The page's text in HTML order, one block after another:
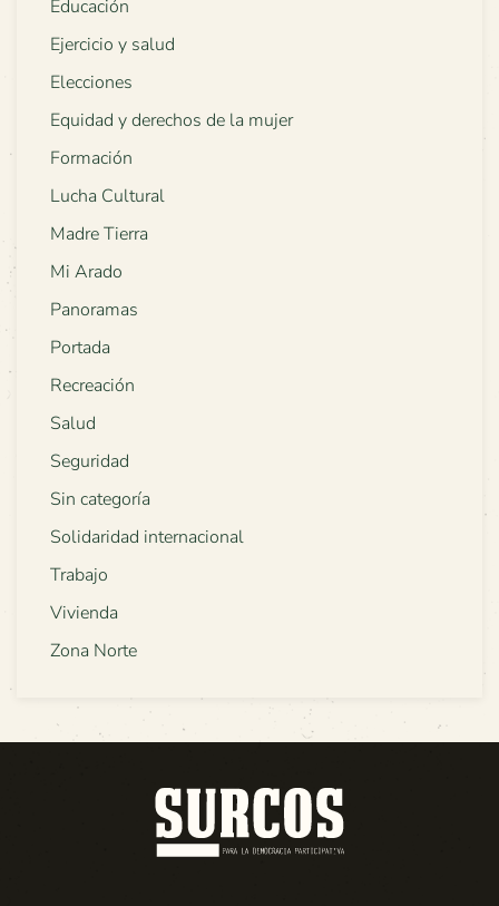
Educación
Ejercicio y salud
Elecciones
Equidad y derechos de la mujer
Formación
Lucha Cultural
Madre Tierra
Mi Arado
Panoramas
Portada
Recreación
Salud
Seguridad
Sin categoría
Solidaridad internacional
Trabajo
Vivienda
Zona Norte